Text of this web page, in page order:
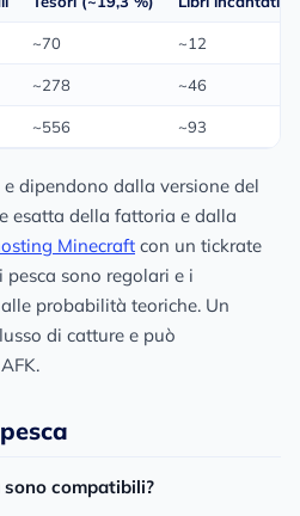
~70 ~12
~278 ~46
~556 ~93
dipendono dalla versione del
esatta della fattoria e dalla
Minecraft con un tickrate
pesca sono regolari e i
probabilità teoriche. Un
di catture e può
sono compatibili?